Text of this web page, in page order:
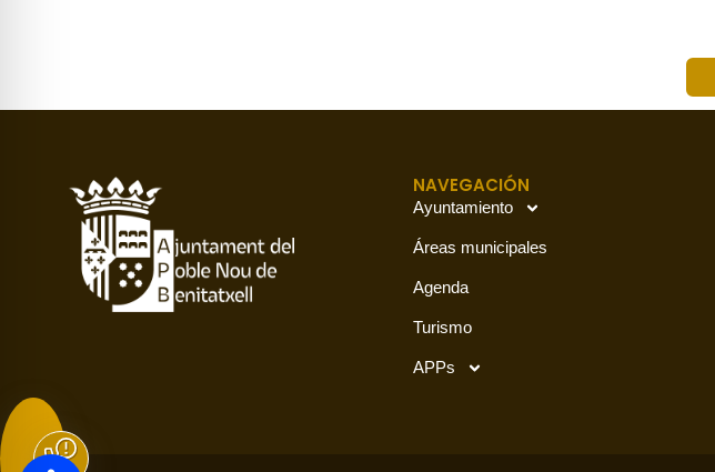
NAVEGACIÓN
Ayuntamiento
Áreas municipales
Agenda
Turismo
APPs